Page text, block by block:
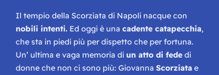
Il tempio della Scorziata di Napoli nacque con
nobili intenti. Ed oggi è una cadente catapecchia,
che sta in piedi più per dispetto che per fortuna.
Un’ ultima e vaga memoria di un atto di fede di
donne che non ci sono più: Giovanna Scorziata e